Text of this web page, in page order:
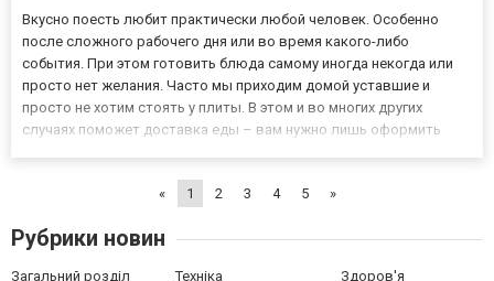
Вкусно поесть любит практически любой человек. Особенно
после сложного рабочего дня или во время какого-либо
события. При этом готовить блюда самому иногда некогда или
просто нет желания. Часто мы приходим домой уставшие и
просто не хотим стоять у плиты. В этом и во многих других
случаях поможет доставка еды – вам нужно лишь оформить
« 1 2 3 4 5 »
Рубрики новин
Загальний розділ Техніка Здоров'я